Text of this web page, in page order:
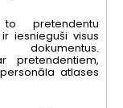
pretendentu
iesnieguši visus
pretendentiem,
atlases